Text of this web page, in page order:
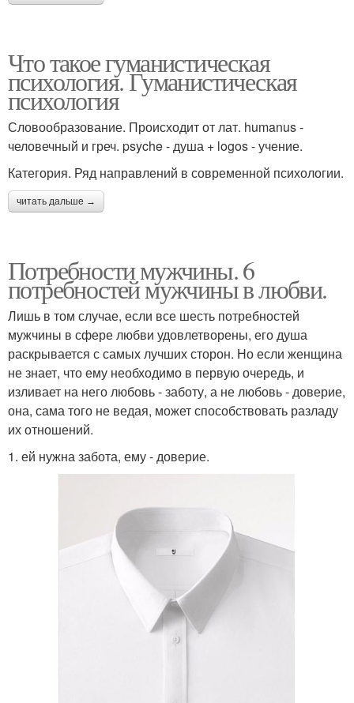
Что такое гуманистическая
психология. Гуманистическая
психология
Словообразование. Происходит от лат. humanus -
человечный и греч. psyche - душа + logos - учение.
Категория. Ряд направлений в современной психологии.
читать дальше →
Потребности мужчины. 6
потребностей мужчины в любви.
Лишь в том случае, если все шесть потребностей
мужчины в сфере любви удовлетворены, его душа
раскрывается с самых лучших сторон. Но если женщина
не знает, что ему необходимо в первую очередь, и
изливает на него любовь - заботу, а не любовь - доверие,
она, сама того не ведая, может способствовать разладу
их отношений.
1. ей нужна забота, ему - доверие.